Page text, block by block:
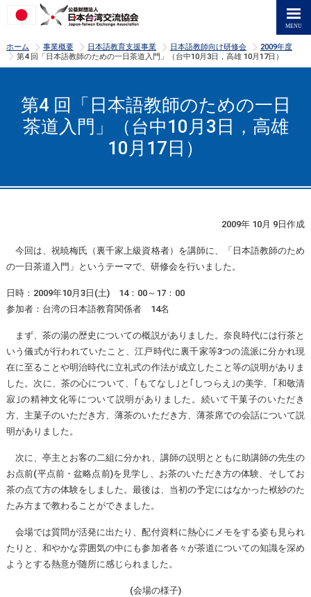
ホーム >
事業概要 >
日本語教育支援事業 >
日本語教師向け研修会 >
2009年度
>
第4 回「日本語教師のための一日茶道入門」（台中10月3日，高雄 10月17日）
第4 回「日本語教師のための一日
茶道入門」（台中10月3日，高雄
10月17日）
2009年 10月 9日作成
今回は、祝暁梅氏（裏千家上級資格者）を講師に、「日本語教師のため
の一日茶道入門」というテーマで、研修会を行いました。
日時：2009年10月3日(土) 14：00～17：00
参加者：台湾の日本語教育関係者 14名
まず、茶の湯の歴史についての概説がありました。奈良時代には行茶と
いう儀式が行われていたこと、江戸時代に裏千家等3つの流派に分かれ現
在に至ることや明治時代に立礼式の作法が成立したこと等の説明がありま
した。次に、茶の心について、｢もてなし｣と｢しつらえ｣の美学、｢和敬清
寂｣の精神文化等について説明がありました。続いて干菓子のいただき
方、主菓子のいただき方、薄茶のいただき方、薄茶席での会話について説
明がありました。
次に、亭主とお客の二組に分かれ、講師の説明とともに助講師の先生の
お点前(平点前・盆略点前)を見学し、お茶のいただき方の体験、そしてお
茶の点て方の体験をしました。最後は、当初の予定にはなかった袱紗のた
たみ方まで教わることができました。
会場では質問が活発に出たり、配付資料に熱心にメモをする姿も見られ
たりと、和やかな雰囲気の中にも参加者各々が茶道についての知識を深め
ようとする熱意が随所に感じられました。
(会場の様子)